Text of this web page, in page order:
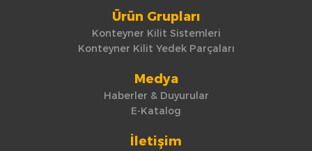
Ürün Grupları
Konteyner Kilit Sistemleri
Konteyner Kilit Yedek Parçaları
Medya
Haberler & Duyurular
E-Katalog
İletişim